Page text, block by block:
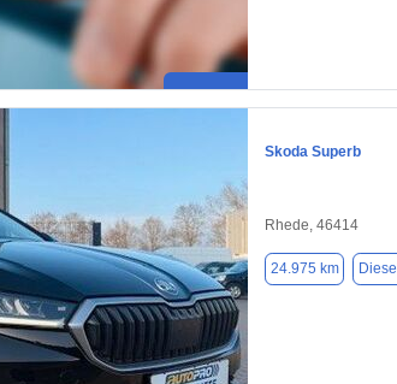
Skoda Superb
Rhede, 46414
24.975 km Diesel